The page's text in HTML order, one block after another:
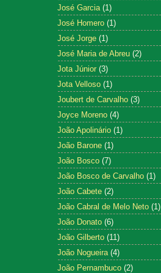
José Garcia (1)
José Homero (1)
José Jorge (1)
José Maria de Abreu (2)
Jota Júnior (3)
Jota Velloso (1)
Joubert de Carvalho (3)
Joyce Moreno (4)
João Apolinário (1)
João Barone (1)
João Bosco (7)
João Bosco de Carvalho (1)
João Cabete (2)
João Cabral de Melo Neto (1)
João Donato (6)
João Gilberto (11)
João Nogueira (4)
João Pernambuco (2)